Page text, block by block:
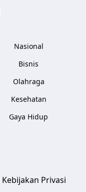
Nasional
Bisnis
Olahraga
Kesehatan
Gaya Hidup
Kebijakan Privasi